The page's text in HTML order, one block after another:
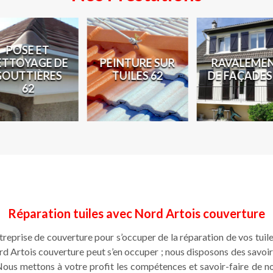
POSE ET
DE
62
PEINTURE SUR
TUILES 62
DE
Réparation tuiles avec Nord Artois couverture
de couverture pour s’occuper de la réparation de vos
Artois couverture peut s’en occuper ; nous disposons des
mettons à votre profit les compétences et savoir-faire de